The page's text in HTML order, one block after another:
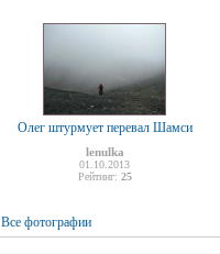
Олег штурмует перевал Шамси
lenulka
01.10.2013
Рейтинг: 25
Все фотографии